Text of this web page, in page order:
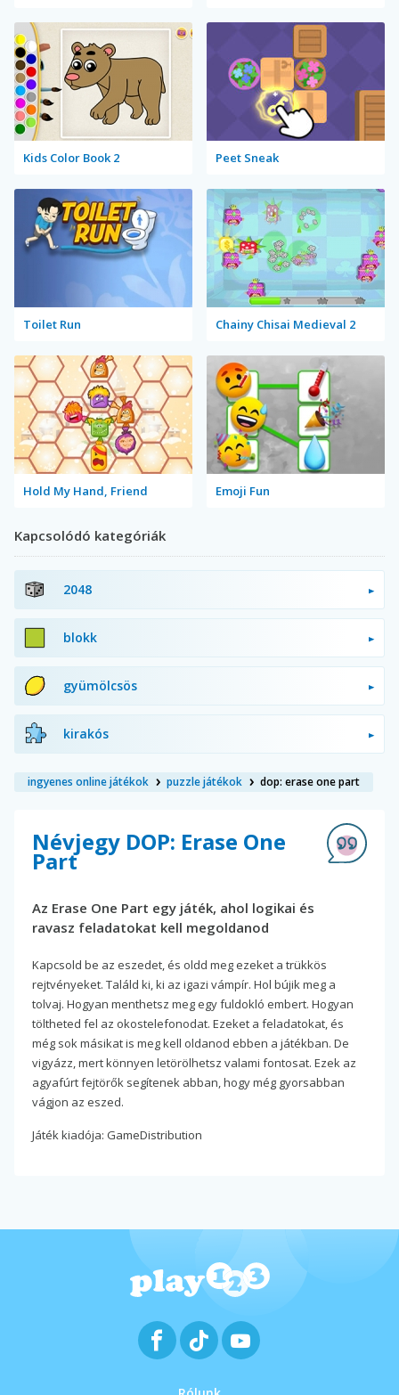
Kids Color Book 2 Peet Sneak
Toilet Run Chainy Chisai Medieval 2
Hold My Hand, Friend Emoji Fun
Kapcsolódó kategóriák
2048
blokk
gyümölcsös
kirakós
ingyenes online játékok puzzle játékok dop: erase one part
Névjegy DOP: Erase One
Part
Az Erase One Part egy játék, ahol logikai és
ravasz feladatokat kell megoldanod
Kapcsold be az eszedet, és oldd meg ezeket a trükkös
rejtvényeket. Találd ki, ki az igazi vámpír. Hol bújik meg a
tolvaj. Hogyan menthetsz meg egy fuldokló embert. Hogyan
töltheted fel az okostelefonodat. Ezeket a feladatokat, és
még sok másikat is meg kell oldanod ebben a játékban. De
vigyázz, mert könnyen letörölhetsz valami fontosat. Ezek az
agyafúrt fejtörők segítenek abban, hogy még gyorsabban
vágjon az eszed.
Játék kiadója: GameDistribution